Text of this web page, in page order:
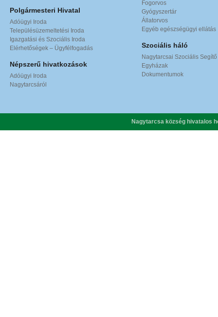
Polgármesteri Hivatal
Adóügyi Iroda
Településüzemeltetési Iroda
Igazgatási és Szociális Iroda
Elérhetőségek – Ügyfélfogadás
Népszerű hivatkozások
Adóügyi Iroda
Nagytarcsáról
Fogorvos
Gyógyszertár
Állatorvos
Egyéb egészségügyi ellátás
Szociális háló
Nagytarcsai Szociális
Egyházak
Dokumentumok
Nagytarcsa község hivatalos